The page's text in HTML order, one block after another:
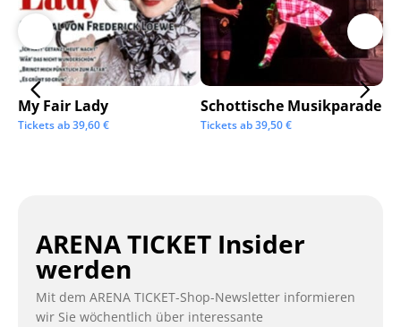
My Fair Lady
Tickets ab39,60€
Schottische Musikparade
Tickets ab39,50€
ARENA TICKET Insider
werden
Mit dem ARENA TICKET-Shop-Newsletter informieren
wir Sie wöchentlich über interessante